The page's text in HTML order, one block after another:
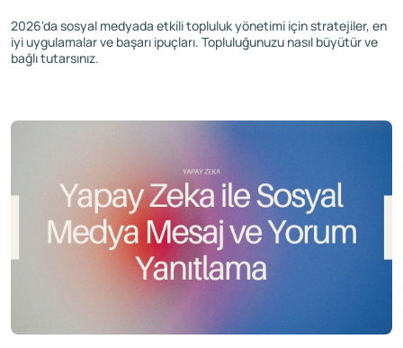
2026'da sosyal medyada etkili topluluk yönetimi için stratejiler, en
iyi uygulamalar ve başarı ipuçları. Topluluğunuzu nasıl büyütür ve
bağlı tutarsınız.